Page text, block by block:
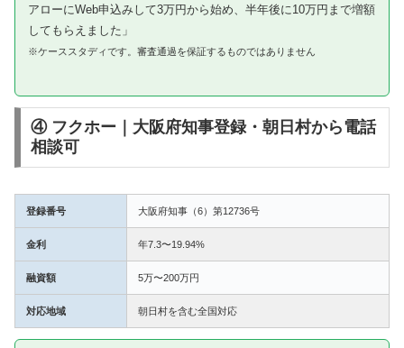
アローにWeb申込みして3万円から始め、半年後に10万円まで増額
してもらえました」
※ケーススタディです。審査通過を保証するものではありません
④ フクホー｜大阪府知事登録・朝日村から電話
相談可
登録番号 大阪府知事（6）第12736号
金利 年7.3〜19.94%
融資額 5万〜200万円
対応地域 朝日村を含む全国対応